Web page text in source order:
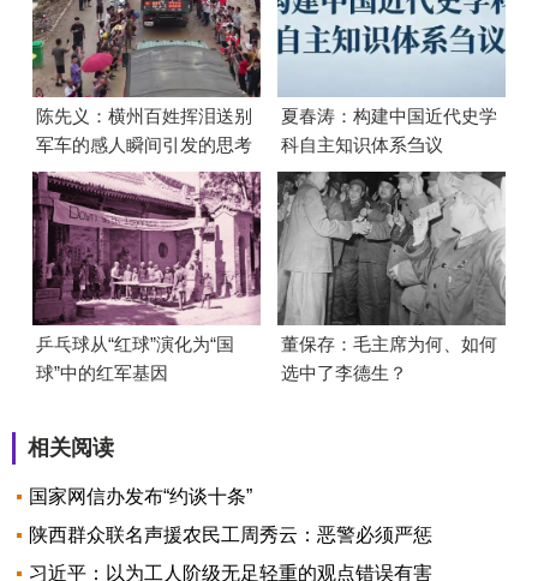
陈先义：横州百姓挥泪送别
军车的感人瞬间引发的思考
夏春涛：构建中国近代史学
科自主知识体系刍议
乒乓球从“红球”演化为“国
球”中的红军基因
董保存：毛主席为何、如何
选中了李德生？
相关阅读
国家网信办发布“约谈十条”
陕西群众联名声援农民工周秀云：恶警必须严惩
习近平：以为工人阶级无足轻重的观点错误有害